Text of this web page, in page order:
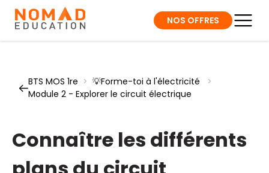
NOS OFFRES
BTS MOS 1re > 💡Forme-toi à l'électricité
>
Module 2 - Explorer le circuit électrique
Connaître les différents